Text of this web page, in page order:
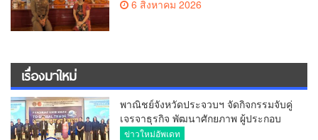
ประธาน
6 สิงหาคม 2026
เรื่องมาใหม่
พาณิชย์จังหวัดประจวบฯ จัดกิจกรรมจับคู่
เจรจาธุรกิจ พัฒนาศักยภาพ ผู้ประกอบ
การ ขยายช่องทางการค้า สู่การค้า
ข่าวใหม่อัพเดท